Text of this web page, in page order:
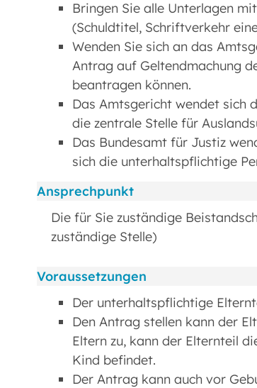
Bringen Sie alle Unterlagen
(Schuldtitel, Schriftverkehr
Wenden Sie sich an das
Antrag auf Geltendmachung
beantragen können.
Das Amtsgericht wendet sich
die zentrale Stelle für
Das Bundesamt für Justiz
sich die unterhaltspflichtige
Ansprechpunkt
Die für Sie zuständige
zuständige Stelle)
Voraussetzungen
Der unterhaltspflichtige
Den Antrag stellen kann der
Eltern zu, kann der Elternteil
Kind befindet.
Der Antrag kann auch vor